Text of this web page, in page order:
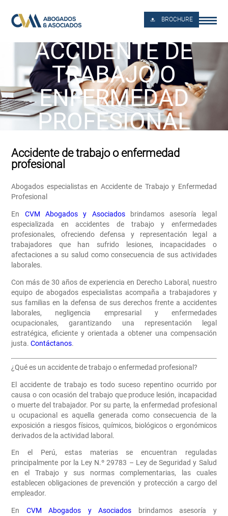
BROCHURE
ACCIDENTE DE
TRABAJO O
ENFERMEDAD
PROFESIONAL
Accidente de trabajo o enfermedad
profesional
Abogados especialistas en Accidente de Trabajo y Enfermedad
Profesional
En CVM Abogados y Asociadosbrindamos asesoría legal
especializada en accidentes de trabajo y enfermedades
profesionales, ofreciendo defensa y representación legal a
trabajadores que han sufrido lesiones, incapacidades o
afectaciones a su salud como consecuencia de sus actividades
laborales.
Con más de 30 años de experiencia en Derecho Laboral, nuestro
equipo de abogados especialistas acompaña a trabajadores y
sus familias en la defensa de sus derechos frente a accidentes
laborales, negligencia empresarial y enfermedades
ocupacionales, garantizando una representación legal
estratégica, eficiente y orientada a obtener una compensación
justa.Contáctanos.
¿Qué es un accidente de trabajo o enfermedad profesional?
El accidente de trabajo es todo suceso repentino ocurrido por
causa o con ocasión del trabajo que produce lesión, incapacidad
o muerte del trabajador. Por su parte, la enfermedad profesional
u ocupacional es aquella generada como consecuencia de la
exposición a riesgos físicos, químicos, biológicos o ergonómicos
derivados de la actividad laboral.
En el Perú, estas materias se encuentran reguladas
principalmente por la Ley N.º 29783 – Ley de Seguridad y Salud
en el Trabajo y sus normas complementarias, las cuales
establecen obligaciones de prevención y protección a cargo del
empleador.
En CVM Abogados y Asociados brindamos asesoría y